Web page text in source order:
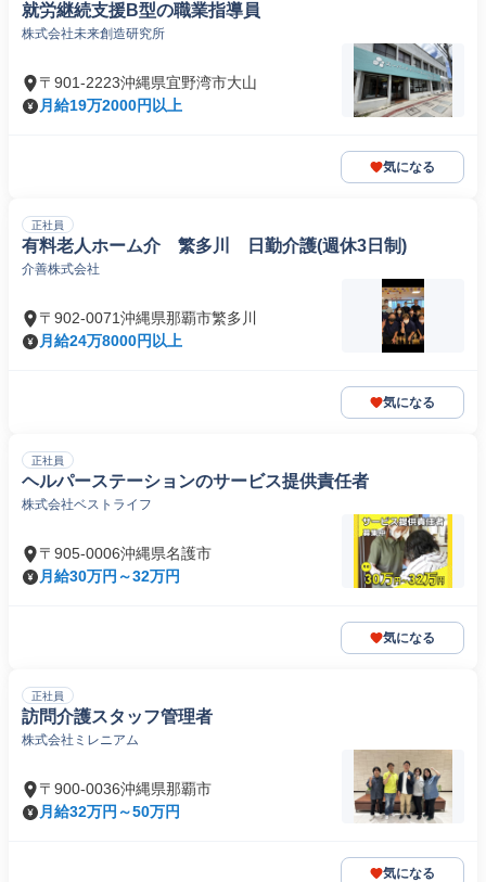
就労継続支援B型の職業指導員
株式会社未来創造研究所
〒901-2223沖縄県宜野湾市大山
月給19万2000円以上
気になる
正社員
有料老人ホーム介 繁多川 日勤介護(週休3日制)
介善株式会社
〒902-0071沖縄県那覇市繁多川
月給24万8000円以上
気になる
正社員
ヘルパーステーションのサービス提供責任者
株式会社ベストライフ
〒905-0006沖縄県名護市
月給30万円～32万円
気になる
正社員
訪問介護スタッフ管理者
株式会社ミレニアム
〒900-0036沖縄県那覇市
月給32万円～50万円
気になる